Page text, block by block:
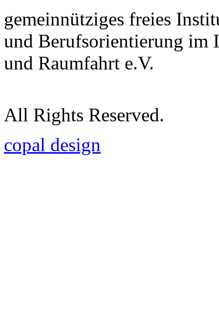
gemeinnütziges freies
und Berufsorientierung im
und Raumfahrt e.V.
All Rights Reserved.
copal design